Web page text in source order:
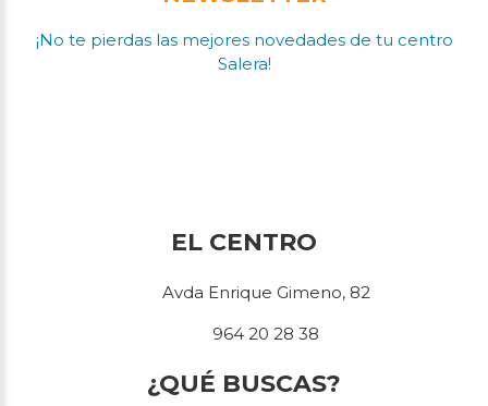
¡No te pierdas las mejores novedades de tu centro
Salera!
EL CENTRO
Avda Enrique Gimeno, 82
964 20 28 38
¿QUÉ BUSCAS?